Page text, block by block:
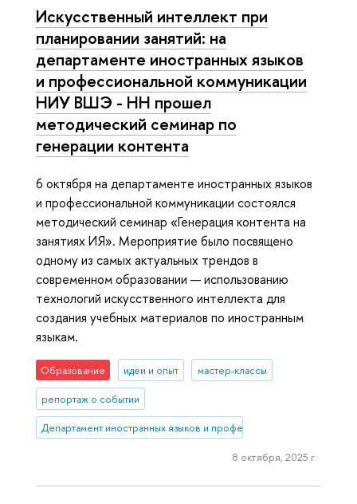
Искусственный интеллект при
планировании занятий: на
департаменте иностранных языков
и профессиональной коммуникации
НИУ ВШЭ - НН прошел
методический семинар по
генерации контента
6 октября на департаменте иностранных языков
и профессиональной коммуникации состоялся
методический семинар «Генерация контента на
занятиях ИЯ». Мероприятие было посвящено
одному из самых актуальных трендов в
современном образовании — использованию
технологий искусственного интеллекта для
создания учебных материалов по иностранным
языкам.
Образование идеи и опыт мастер-классы
репортаж о событии
Департамент иностранных языков и профессиональной
8 октября, 2025 г.